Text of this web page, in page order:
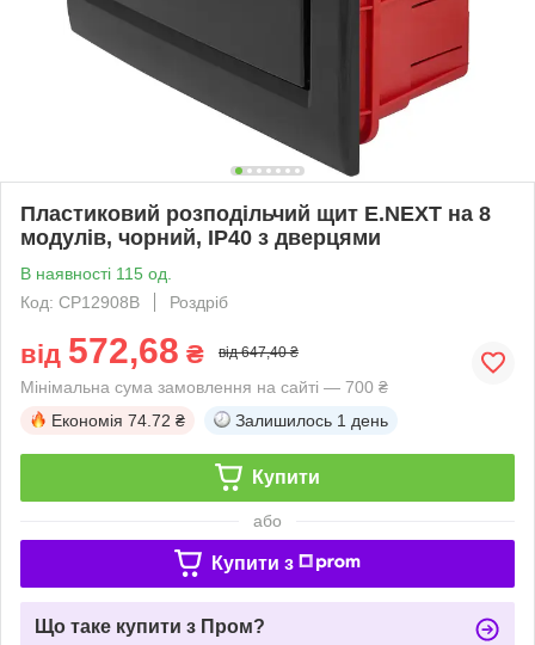
Пластиковий розподільчий щит E.NEXT на 8
модулів, чорний, IP40 з дверцями
В наявності 115 од.
Код: CP12908B
Роздріб
від 572,68 ₴ від 647,40 ₴
Мінімальна сума замовлення на сайті — 700 ₴
Економія 74.72 ₴ Залишилось 1 день
Купити
або
Купити з
Що таке купити з Пром?